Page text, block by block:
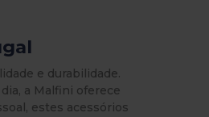
e durabilidade.
a Malfini oferece
estes acessórios